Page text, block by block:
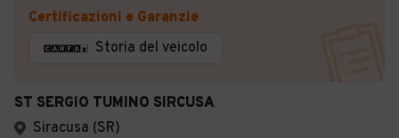
Certificazioni e Garanzie
Storia del veicolo
ST SERGIO TUMINO SIRCUSA
Siracusa (SR)